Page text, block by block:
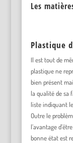
Les
Plastique
Il est tout de
plastique ne
bien présent
la qualité de sa
liste indiquant
Outre le
l’avantage
bonne état est